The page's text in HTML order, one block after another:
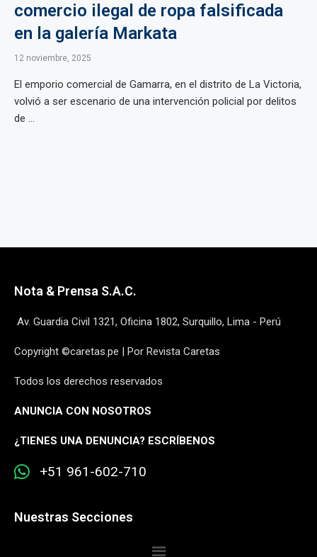
comercio ilegal de ropa falsificada
en la galería Markata
12 noviembre, 2025
El emporio comercial de Gamarra, en el distrito de La Victoria,
volvió a ser escenario de una intervención policial por delitos
de ...
Nota & Prensa S.A.C.
Av. Guardia Civil 1321, Oficina 1802, Surquillo, Lima - Perú
Copyright ©caretas.pe | Por Revista Caretas
Todos los derechos reservados
ANUNCIA CON NOSOTROS
¿TIENES UNA DENUNCIA? ESCRÍBENOS
+51 961-602-710
Nuestras Secciones